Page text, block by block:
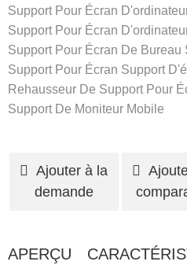
Support Pour Écran
Support Pour Écran
Support Pour Écran De Bureau
Support Pour Écran Support
Rehausseur De Support Pour
Support De Moniteur Mobile
Ajouter à la
demande
APERÇU